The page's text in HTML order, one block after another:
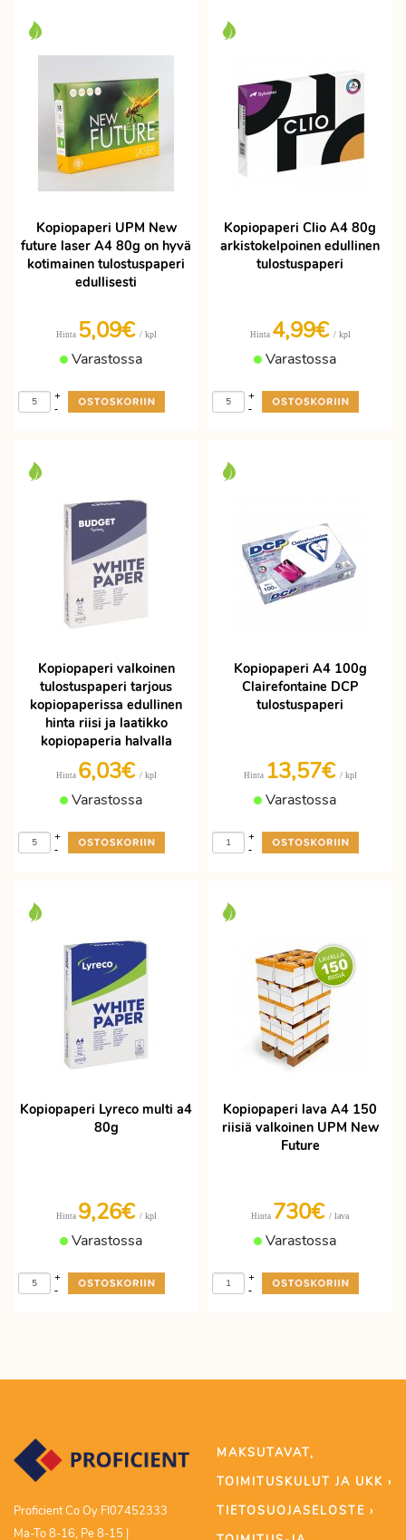
Kopiopaperi UPM New
future laser A4 80g on hyvä
kotimainen tulostuspaperi
edullisesti
Hinta 5,09€ / kpl
Varastossa
-
+
Kopiopaperi Clio A4 80g
arkistokelpoinen edullinen
tulostuspaperi
Hinta 4,99€ / kpl
Varastossa
-
+
Kopiopaperi valkoinen
tulostuspaperi tarjous
kopiopaperissa edullinen
hinta riisi ja laatikko
kopiopaperia halvalla
Hinta 6,03€ / kpl
Varastossa
-
+
Kopiopaperi A4 100g
Clairefontaine DCP
tulostuspaperi
Hinta 13,57€ / kpl
Varastossa
-
+
Kopiopaperi Lyreco multi a4
80g
Hinta 9,26€ / kpl
Varastossa
-
+
Kopiopaperi lava A4 150
riisiä valkoinen UPM New
Future
Hinta 730€ / lava
Varastossa
-
+
Proficient Co Oy FI07452333
Ma-To 8-16, Pe 8-15 |
MAKSUTAVAT,
TOIMITUSKULUT JA UKK ›
TIETOSUOJASELOSTE ›